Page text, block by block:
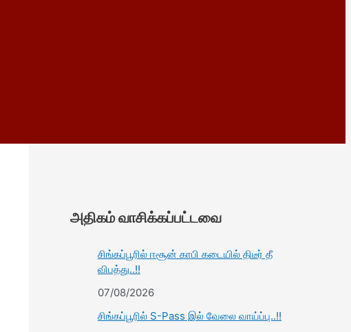
அதிகம் வாசிக்கப்பட்டவை
சிங்கப்பூரில் ஈசூன் காபி கடையில் திடீர் தீ
விபத்து..!!
07/08/2026
சிங்கப்பூரில் S-Pass இல் வேலை வாய்ப்பு..!!